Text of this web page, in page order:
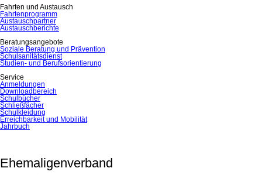
Fahrten und Austausch
Fahrtenprogramm
Austauschpartner
Austauschberichte
Beratungsangebote
Soziale Beratung und Prävention
Schulsanitätsdienst
Studien- und Berufsorientierung
Service
Anmeldungen
Downloadbereich
Schulbücher
Schließfächer
Schulkleidung
Erreichbarkeit und Mobilität
Jahrbuch
Ehemaligenverband